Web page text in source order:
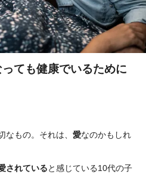
ても健康でいるために
もの。それは、 愛なのかもしれ
されていると感じている10代の子